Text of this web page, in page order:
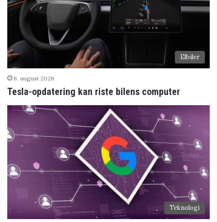
Elbiler
6. august 2026
Tesla-opdatering kan riste bilens computer
Teknologi